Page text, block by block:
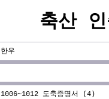
축산
한우
1006~1012 도축증명서 (4)